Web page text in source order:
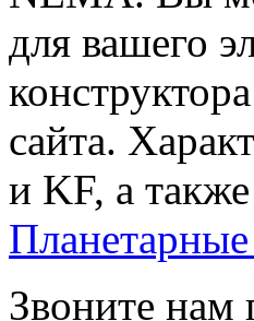
для вашего
сайта.
и KF, а
Звоните